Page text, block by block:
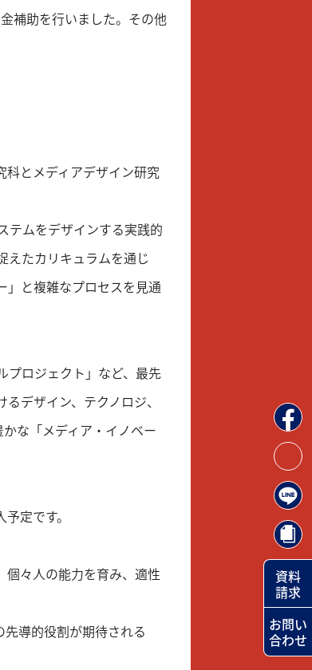
補助を行いました。その他
とメディアデザイン研究
テムをデザインする実践的
えたカリキュラムを通じ
」と複雑なプロセスを見通
プロジェクト」など、最先
デザイン、テクノロジ、
な「メディア・イノベー
定です。
個々人の能力を育み、適性
導的役割が期待される
資料
請求
お問い
合わせ